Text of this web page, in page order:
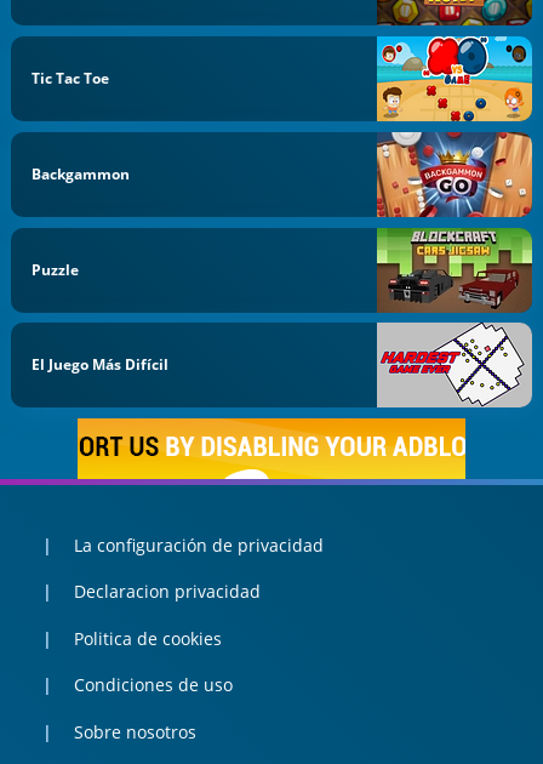
Tic Tac Toe
Backgammon
Puzzle
El Juego Más Difícil
La configuración de privacidad
Declaracion privacidad
Politica de cookies
Condiciones de uso
Sobre nosotros